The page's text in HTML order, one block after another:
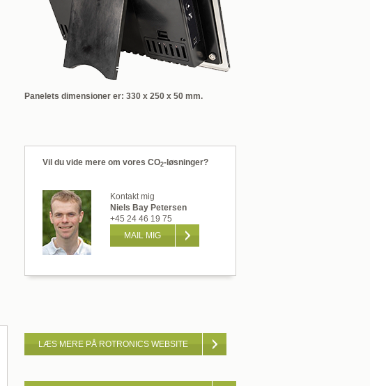
Panelets dimensioner er: 330 x 250 x 50 mm.
Vil du vide mere om vores CO2-løsninger?
Kontakt mig
Niels Bay Petersen
+45 24 46 19 75
MAIL MIG
LÆS MERE PÅ ROTRONICS WEBSITE